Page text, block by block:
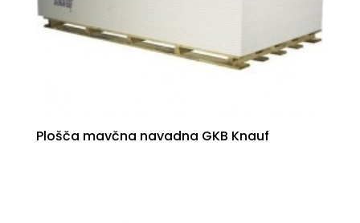
Plošča mavčna navadna GKB Knauf